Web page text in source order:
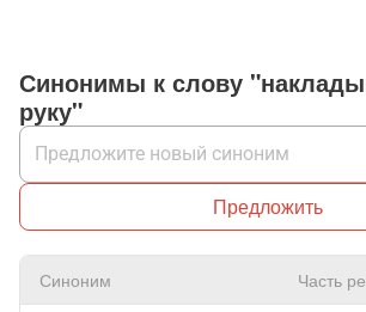
Синонимы к слову
руку"
Предложить
Синоним Часть